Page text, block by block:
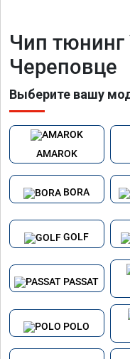
Чип тюнинг
Череповце
Выберите вашу
AMAROK
BORA
GOLF
PASSAT
POLO